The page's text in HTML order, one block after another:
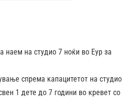
599
499 549 599
наем на студио 7 ноќи во Еур за
спрема капацитетот на студио
1 дете до 7 години во кревет со